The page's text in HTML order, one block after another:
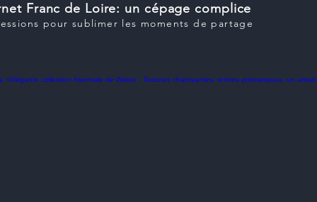
Franc de Loire: un cépage complice
pour sublimer les moments de partage